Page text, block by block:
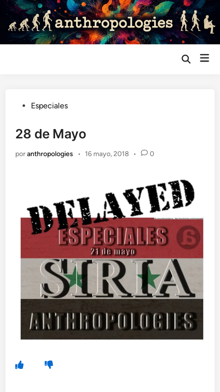
Saltar
contenido
Abrir
Publicado
Especiales
28 de Mayo
poranthropologies • 16 mayo, 2018 • 0